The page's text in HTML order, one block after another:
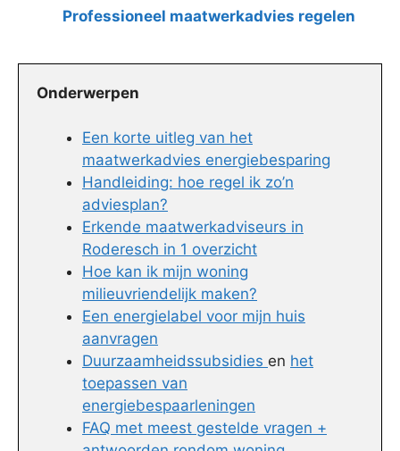
Professioneel maatwerkadvies regelen
Onderwerpen
Een korte uitleg van het
maatwerkadvies energiebesparing
Handleiding: hoe regel ik zo’n
adviesplan?
Erkende maatwerkadviseurs in
Roderesch in 1 overzicht
Hoe kan ik mijn woning
milieuvriendelijk maken?
Een energielabel voor mijn huis
aanvragen
Duurzaamheidssubsidies en het
toepassen van
energiebespaarleningen
FAQ met meest gestelde vragen +